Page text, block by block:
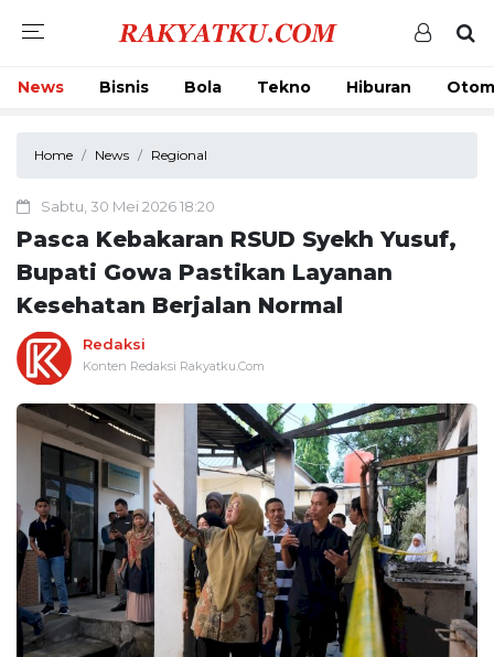
News Bisnis Bola Tekno Hiburan
Home News Regional
Sabtu, 30 Mei 2026 18:20
Pasca Kebakaran RSUD Syekh Yusuf,
Bupati Gowa Pastikan Layanan
Kesehatan Berjalan Normal
Redaksi
Konten Redaksi Rakyatku.Com